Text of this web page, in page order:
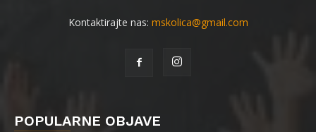
Kontaktirajte nas: mskolica@gmail.com
POPULARNE OBJAVE